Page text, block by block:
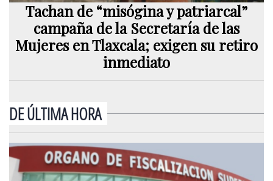
Tachan de “misógina y patriarcal”
campaña de la Secretaría de las
Mujeres en Tlaxcala; exigen su retiro
inmediato
DE ÚLTIMA HORA